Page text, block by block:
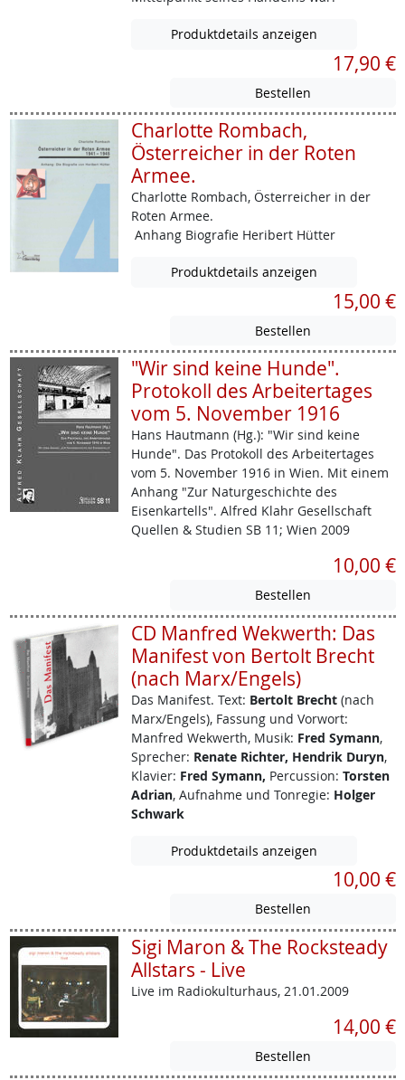
Produktdetails anzeigen
17,90 €
Charlotte Rombach,
Österreicher in der Roten
Armee.
Charlotte Rombach, Österreicher in der
Roten Armee.
Anhang Biografie Heribert Hütter
Produktdetails anzeigen
15,00 €
"Wir sind keine Hunde".
Protokoll des Arbeitertages
vom 5. November 1916
Hans Hautmann (Hg.): "Wir sind keine
Hunde". Das Protokoll des Arbeitertages
vom 5. November 1916 in Wien. Mit einem
Anhang "Zur Naturgeschichte des
Eisenkartells". Alfred Klahr Gesellschaft
Quellen & Studien SB 11; Wien 2009
10,00 €
CD Manfred Wekwerth: Das
Manifest von Bertolt Brecht
(nach Marx/Engels)
Das Manifest. Text: Bertolt Brecht(nach
Marx/Engels), Fassung und Vorwort:
Manfred Wekwerth, Musik: Fred Symann,
Sprecher: Renate Richter, Hendrik Duryn,
Klavier: Fred Symann, Percussion: Torsten
Adrian, Aufnahme und Tonregie: Holger
Schwark
Produktdetails anzeigen
10,00 €
Sigi Maron & The Rocksteady
Allstars - Live
Live im Radiokulturhaus, 21.01.2009
14,00 €